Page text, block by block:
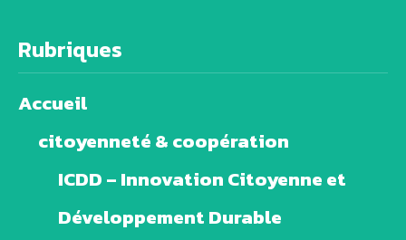
Rubriques
Accueil
citoyenneté & coopération
ICDD – Innovation Citoyenne et
Développement Durable